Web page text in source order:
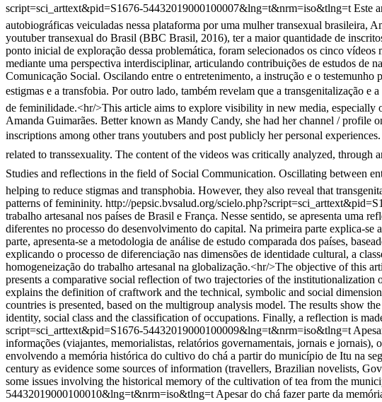
script=sci_arttext&pid=S1676-54432019000100007&lng=t&nrm=iso&tlng=t Este
autobiográficas veiculadas nessa plataforma por uma mulher transexual brasileira,
youtuber transexual do Brasil (BBC Brasil, 2016), ter a maior quantidade de
ponto inicial de exploração dessa problemática, foram selecionados os cinco
mediante uma perspectiva interdisciplinar, articulando contribuições de estudos de
Comunicação Social. Oscilando entre o entretenimento, a instrução e o
estigmas e a transfobia. Por outro lado, também revelam que a transgenitalização e
de feminilidade.<hr/>This article aims to explore visibility in new media, especially
Amanda Guimarães. Better known as Mandy Candy, she had her channel /
inscriptions among other trans youtubers and post publicly her personal
related to transsexuality. The content of the videos was critically analyzed, through
Studies and reflections in the field of Social Communication. Oscillating between
helping to reduce stigmas and transphobia. However, they also reveal that
patterns of femininity. http://pepsic.bvsalud.org/
trabalho artesanal nos países de Brasil e França. Nesse sentido, se apresenta uma
diferentes no processo do desenvolvimento do capital. Na primeira parte explica-se
parte, apresenta-se a metodologia de análise de estudo comparada dos países,
explicando o processo de diferenciação nas dimensões de identidade cultural, a
homogeneização do trabalho artesanal na globalização.<hr/>The objective of this
presents a comparative social reflection of two trajectories of the
explains the definition of craftwork and the technical, symbolic and social
countries is presented, based on the multigroup analysis model. The results show
identity, social class and the classification of occupations. Finally, a reflection is
script=sci_arttext&pid=S1676-54432019000100009&lng=t&nrm=iso&tlng=t
informações (viajantes, memorialistas, relatórios governamentais, jornais e jornais),
envolvendo a memória histórica do cultivo do chá a partir do município de Itu na
century as evidence some sources of information (travellers, Brazilian novelists,
some issues involving the historical memory of the cultivation of tea from the
54432019000100010&lng=t&nrm=iso&tlng=t Apesar do chá fazer parte da